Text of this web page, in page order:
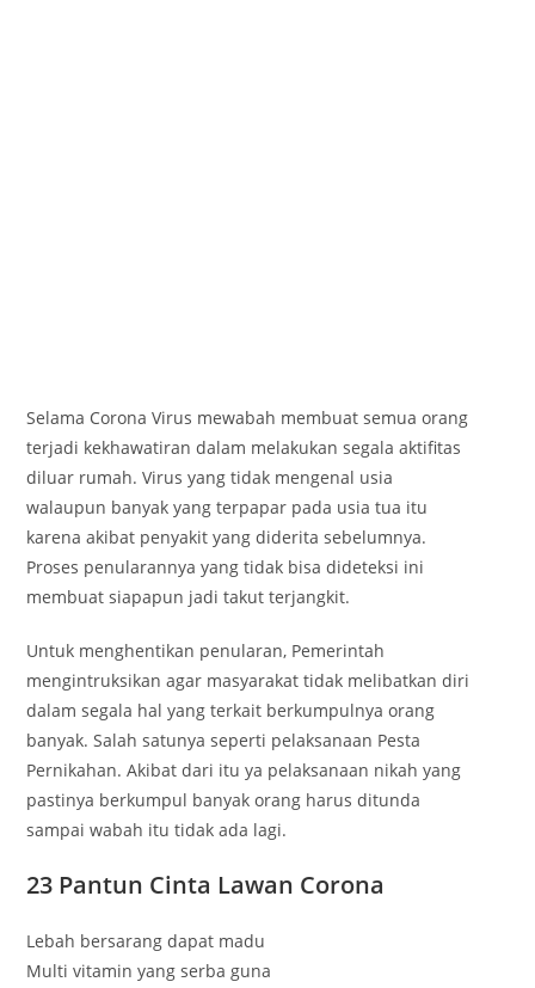
Selama Corona Virus mewabah membuat semua orang
terjadi kekhawatiran dalam melakukan segala aktifitas
diluar rumah. Virus yang tidak mengenal usia
walaupun banyak yang terpapar pada usia tua itu
karena akibat penyakit yang diderita sebelumnya.
Proses penularannya yang tidak bisa dideteksi ini
membuat siapapun jadi takut terjangkit.
Untuk menghentikan penularan, Pemerintah
mengintruksikan agar masyarakat tidak melibatkan diri
dalam segala hal yang terkait berkumpulnya orang
banyak. Salah satunya seperti pelaksanaan Pesta
Pernikahan. Akibat dari itu ya pelaksanaan nikah yang
pastinya berkumpul banyak orang harus ditunda
sampai wabah itu tidak ada lagi.
23 Pantun Cinta Lawan Corona
Lebah bersarang dapat madu
Multi vitamin yang serba guna